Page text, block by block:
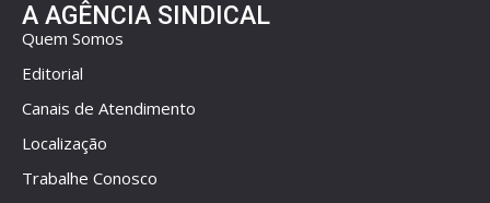
A AGÊNCIA SINDICAL
Quem Somos
Editorial
Canais de Atendimento
Localização
Trabalhe Conosco